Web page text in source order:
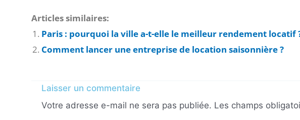
Articles similaires:
Paris : pourquoi la ville a-t-elle le meilleur rendement locatif
Comment lancer une entreprise de location saisonnière ?
Laisser un commentaire
Votre adresse e-mail ne sera pas publiée. Les champs